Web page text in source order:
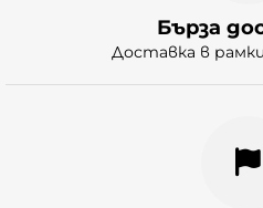
Бърза
Доставка в